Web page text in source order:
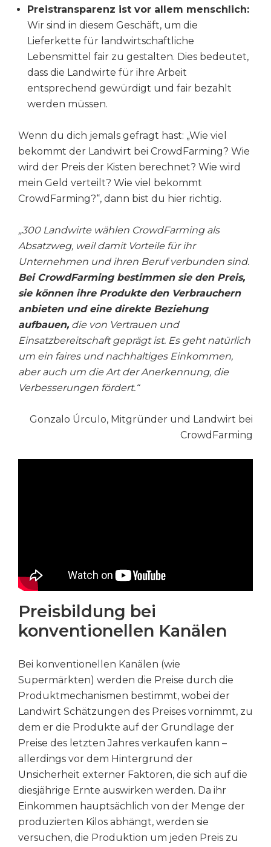
Preistransparenz ist vor allem menschlich:
Wir sind in diesem Geschäft, um die
Lieferkette für landwirtschaftliche
Lebensmittel fair zu gestalten. Dies bedeutet,
dass die Landwirte für ihre Arbeit
entsprechend gewürdigt und fair bezahlt
werden müssen.
Wenn du dich jemals gefragt hast: „Wie viel
bekommt der Landwirt bei CrowdFarming? Wie
wird der Preis der Kisten berechnet? Wie wird
mein Geld verteilt? Wie viel bekommt
CrowdFarming?“, dann bist du hier richtig.
„300 Landwirte wählen CrowdFarming als
Absatzweg, weil damit Vorteile für ihr
Unternehmen und ihren Beruf verbunden sind.
Bei CrowdFarming bestimmen sie den Preis,
sie können ihre Produkte den Verbrauchern
anbieten und eine direkte Beziehung
aufbauen, die von Vertrauen und
Einsatzbereitschaft geprägt ist. Es geht natürlich
um ein faires und nachhaltiges Einkommen,
aber auch um die Art der Anerkennung, die
Verbesserungen fördert.“
Gonzalo Úrculo, Mitgründer und Landwirt bei
CrowdFarming
Preisbildung bei
konventionellen Kanälen
Bei konventionellen Kanälen (wie
Supermärkten) werden die Preise durch die
Produktmechanismen bestimmt, wobei der
Landwirt Schätzungen des Preises vornimmt, zu
dem er die Produkte auf der Grundlage der
Preise des letzten Jahres verkaufen kann –
allerdings vor dem Hintergrund der
Unsicherheit externer Faktoren, die sich auf die
diesjährige Ernte auswirken werden. Da ihr
Einkommen hauptsächlich von der Menge der
produzierten Kilos abhängt, werden sie
versuchen, die Produktion um jeden Preis zu